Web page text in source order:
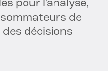
pour l’analyse,
de
décisions